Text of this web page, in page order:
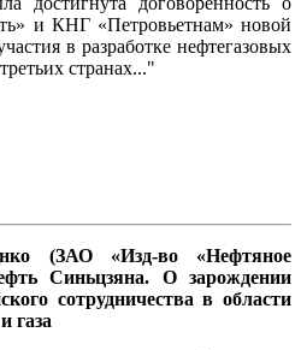
и КНГ «Петровьетнам» новой
в разработке нефтегазовых
странах..."
(ЗАО «Изд-во «Нефтяное
Синьцзяна. О зарождении
сотрудничества в области
газа